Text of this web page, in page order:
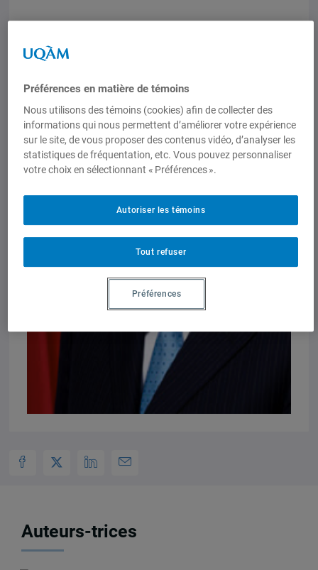
Auteurs-trices
Préférences en matière de témoins
Nous utilisons des témoins (cookies) afin de collecter des
informations qui nous permettent d’améliorer votre expérience
sur le site, de vous proposer des contenus vidéo, d’analyser les
statistiques de fréquentation, etc. Vous pouvez personnaliser
votre choix en sélectionnant « Préférences ».
Tout refuser
Autoriser les témoins
Préférences